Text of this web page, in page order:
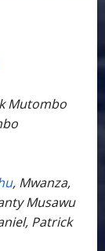
Mutombo
, Mwanza,
Musawu
Patrick